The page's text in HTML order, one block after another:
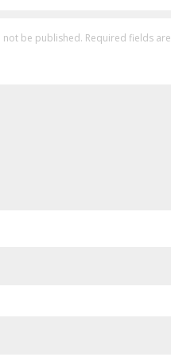
not be published. Required fields